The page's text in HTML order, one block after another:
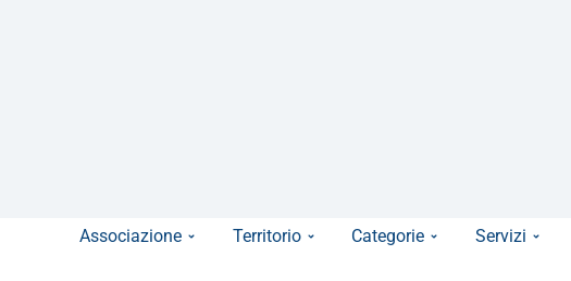
Associazione Territorio Categorie Servizi